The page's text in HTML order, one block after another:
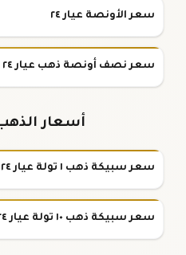
سعر الأونصة عيار ٢٤
سعر نصف أونصة ذهب عيار ٢٤
أسعار
سعر سبيكة ذهب ١ تولة عيار ٢٤
سعر سبيكة ذهب ١٠ تولة عيار ٢٤